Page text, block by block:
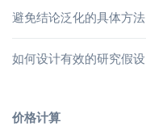
避免结论泛化的具体方法
如何设计有效的研究假设
价格计算